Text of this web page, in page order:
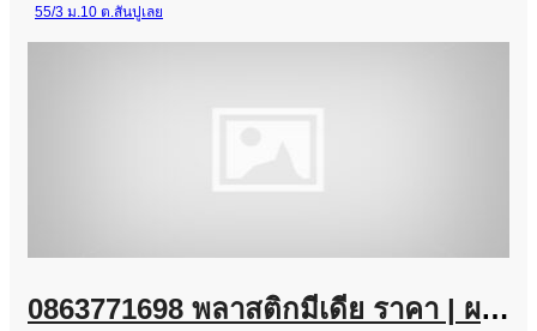
55/3 ม.10 ต.สันปูเลย
0863771698 พลาสติกมีเดีย ราคา | ผลิต จำหน่าย Plastic Media